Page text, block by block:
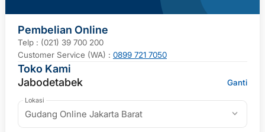
Pembelian Online
Telp : (021) 39 700 200
Customer Service (WA) : 0899 721 7050
Toko Kami
Jabodetabek
Ganti
Lokasi
Gudang Online Jakarta Barat